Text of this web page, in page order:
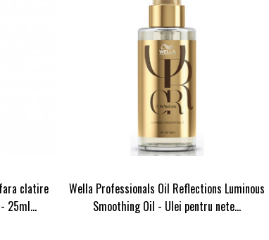
clatire
25ml...
Wella Professionals Oil Reflections Luminous
Smoothing Oil - Ulei pentru nete...